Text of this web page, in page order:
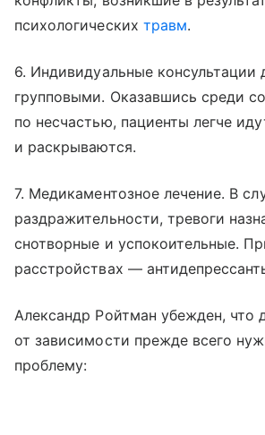
психологических травм.
6. Индивидуальные консультации
групповыми. Оказавшись среди
по несчастью, пациенты легче
и раскрываются.
7. Медикаментозное лечение. В
раздражительности, тревоги
снотворные и успокоительные.
расстройствах —
Александр Ройтман убежден, что
от зависимости прежде всего
проблему: